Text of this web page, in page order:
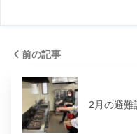
前の記事
2月の避難